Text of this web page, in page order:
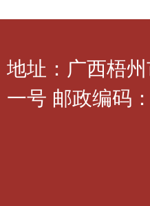
地址：广西梧
一号 邮政编码